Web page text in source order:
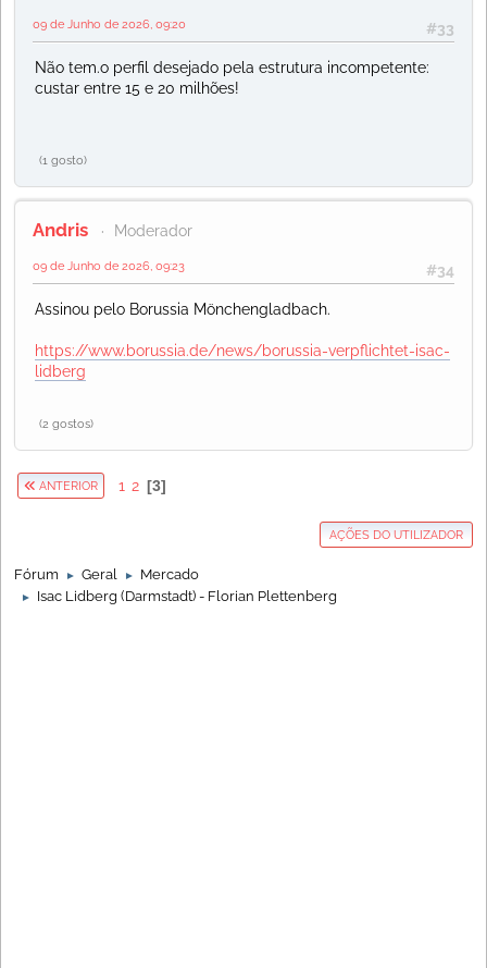
#33
09 de Junho de 2026, 09:20
Não tem.o perfil desejado pela estrutura incompetente:
custar entre 15 e 20 milhões!
(1 gosto)
Andris Moderador
#34
09 de Junho de 2026, 09:23
Assinou pelo Borussia Mönchengladbach.
https://www.borussia.de/news/borussia-verpflichtet-isac-
lidberg
(2 gostos)
ANTERIOR 1 2 3
AÇÕES DO UTILIZADOR
Fórum ► Geral ► Mercado
► Isac Lidberg (Darmstadt) - Florian Plettenberg